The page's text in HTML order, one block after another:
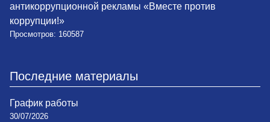
антикоррупционной рекламы «Вместе против
коррупции!»
Просмотров: 160587
Последние материалы
График работы
30/07/2026